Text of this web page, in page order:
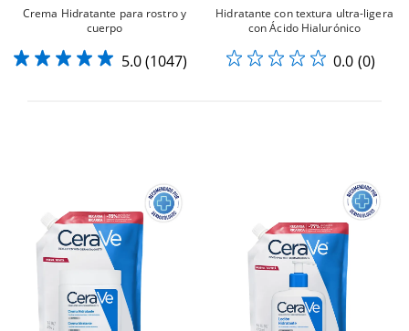
Crema Hidratante para rostro y
cuerpo
5.0(1047)
Hidratante con textura ultra-ligera
con Ácido Hialurónico​
0.0 (0)